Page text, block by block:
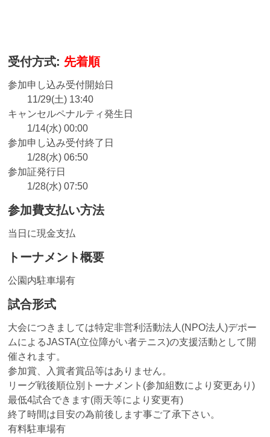
受付方式: 先着順
参加申し込み受付開始日
11/29(土) 13:40
キャンセルペナルティ発生日
1/14(水) 00:00
参加申し込み受付終了日
1/28(水) 06:50
参加証発行日
1/28(水) 07:50
参加費支払い方法
当日に現金支払
トーナメント概要
公園内駐車場有
試合形式
大会につきましては特定非営利活動法人(NPO法人)デポー
ムによるJASTA(立位障がい者テニス)の支援活動として開
催されます。
参加賞、入賞者賞品等はありません。
リーグ戦後順位別トーナメント(参加組数により変更あり)
最低4試合できます(雨天等により変更有)
終了時間は目安の為前後します事ご了承下さい。
有料駐車場有